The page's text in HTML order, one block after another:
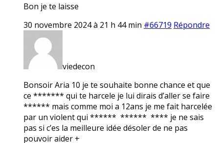
Bon je te laisse
30 novembre 2024 à 21 h 44 min #66719 Répondre
viedecon
Bonsoir Aria 10 je te souhaite bonne chance et que
ce ******* qui te harcele je lui dirais d’aller se faire
****** mais comme moi a 12ans je me fait harcelée
par un violent qui ****** ****** **** je ne sais
pas si c’es la meilleure idée désoler de ne pas
pouvoir aider +